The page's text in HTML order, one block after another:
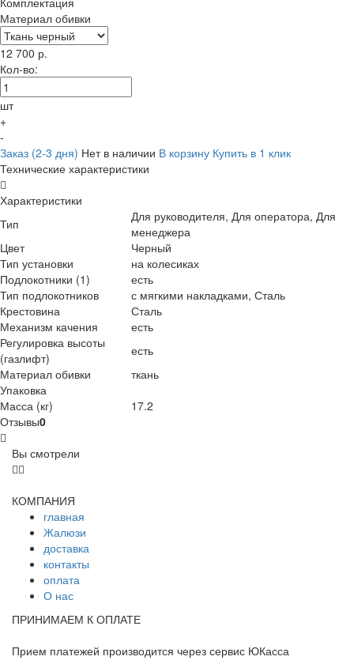
Материал обивки
12 700 р.
Кол-во:
шт
+
-
Заказ (2-3 дня) Нет в наличии В корзину Купить в 1 клик
Технические характеристики
Характеристики
Тип
Для руководителя, Для оператора, Для
менеджера
Цвет
Черный
Тип установки
на колесиках
Подлокотники (1)
есть
Тип подлокотников
с мягкими накладками, Сталь
Крестовина
Сталь
Механизм качения
есть
Регулировка высоты
(газлифт)
есть
Материал обивки
ткань
Упаковка
Масса (кг)
17.2
Отзывы0
Вы смотрели
КОМПАНИЯ
главная
Жалюзи
доставка
контакты
оплата
О нас
ПРИНИМАЕМ К ОПЛАТЕ
Прием платежей производится через сервис ЮКасса